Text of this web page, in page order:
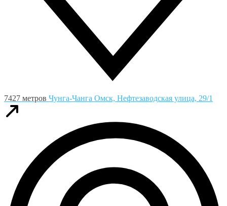
7427 метров Чунга-Чанга Омск, Нефтезаводская улица, 29/1